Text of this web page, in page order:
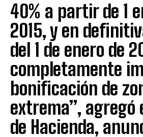
40% a partir de 1
2015, y en
del 1 de enero de
completamente
bonificación de
extrema”,
de Hacienda,